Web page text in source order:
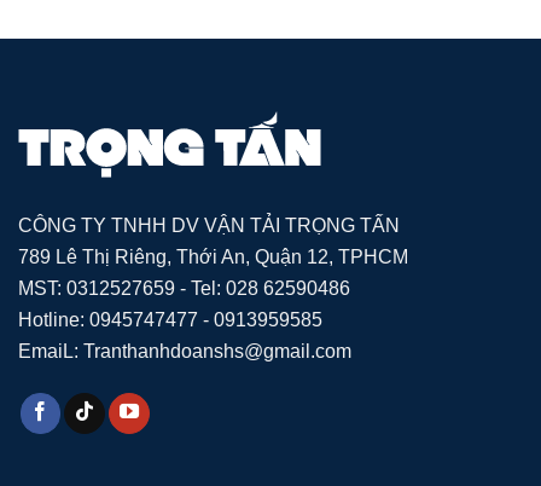
CÔNG TY TNHH DV VẬN TẢI TRỌNG TẤN
789 Lê Thị Riêng, Thới An, Quận 12, TPHCM
MST: 0312527659 - Tel: 028 62590486
Hotline: 0945747477 - 0913959585
EmaiL: Tranthanhdoanshs@gmail.com